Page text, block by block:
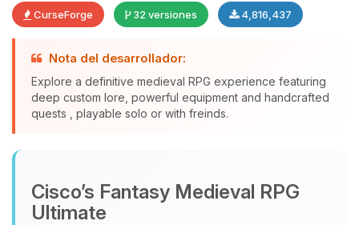
CurseForge 32 versiones 4,816,437
Nota del desarrollador:
Explore a definitive medieval RPG experience featuring
deep custom lore, powerful equipment and handcrafted
quests , playable solo or with freinds.
Cisco’s Fantasy Medieval RPG
Ultimate
que necesitas y moveré mis
pequenos circuitos para ayudarte.